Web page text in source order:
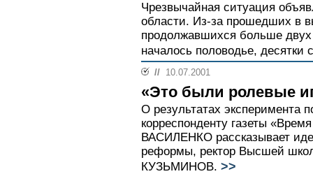
Чрезвычайная ситуация
области. Из-за прошедших в
продолжавшихся больше двух
началось половодье, десятки
// 10.07.2001
«Это были ролевые
О результатах эксперимента
корреспонденту газеты
ВАСИЛЕНКО рассказывает
реформы, ректор Высшей
КУЗЬМИНОВ. >>